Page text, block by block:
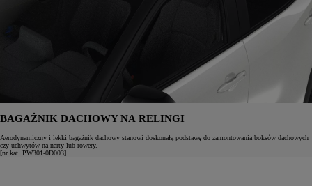
BAGAŻNIK DACHOWY NA RELINGI
Aerodynamiczny i lekki bagażnik dachowy stanowi doskonałą podstawę do zamontowania boksów dachowych
czy uchwytów na narty lub rowery.
[nr kat. PW301-0D003]